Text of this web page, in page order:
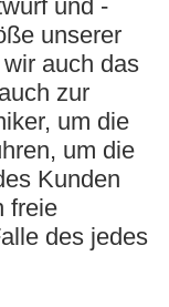
und -
unserer
auch das
zur
um die
um die
Kunden
freie
des jedes